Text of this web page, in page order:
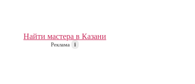
Найти мастера в Казани
Реклама i